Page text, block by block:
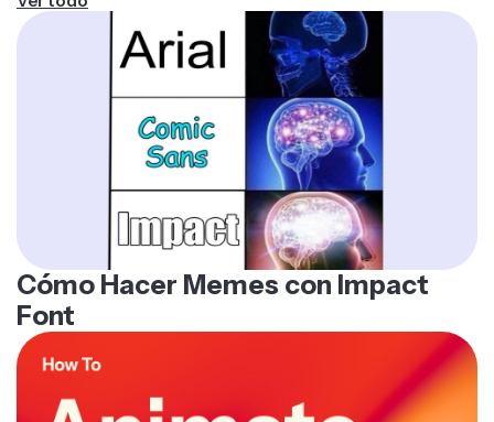
Cómo Hacer Memes con Impact
Font